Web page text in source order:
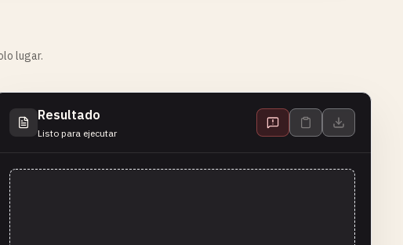
lugar.
Resultado
Listo para ejecutar